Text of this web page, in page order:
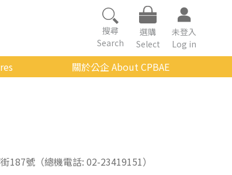
搜尋
Search
選購
Select
未登入
Log in
關於公企 About CPBAE
傳承與延續
187號（總機電話: 02-23419151）